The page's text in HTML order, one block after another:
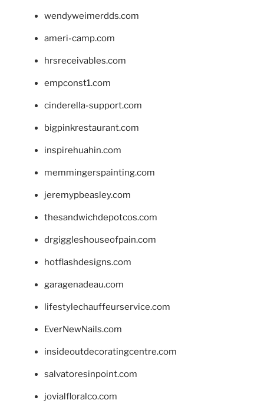
wendyweimerdds.com
ameri-camp.com
hrsreceivables.com
empconst1.com
cinderella-support.com
bigpinkrestaurant.com
inspirehuahin.com
memmingerspainting.com
jeremypbeasley.com
thesandwichdepotcos.com
drgiggleshouseofpain.com
hotflashdesigns.com
garagenadeau.com
lifestylechauffeurservice.com
EverNewNails.com
insideoutdecoratingcentre.com
salvatoresinpoint.com
jovialfloralco.com